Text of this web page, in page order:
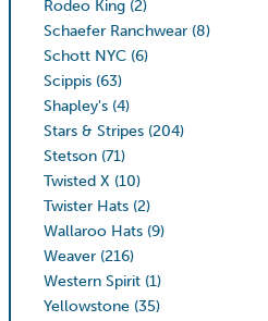
Rodeo King (2)
Schaefer Ranchwear (8)
Schott NYC (6)
Scippis (63)
Shapley's (4)
Stars & Stripes (204)
Stetson (71)
Twisted X (10)
Twister Hats (2)
Wallaroo Hats (9)
Weaver (216)
Western Spirit (1)
Yellowstone (35)